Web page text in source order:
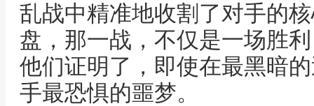
乱战中精准地收割了对手的
盘，那一战，不仅是一场胜
他们证明了，即使在最黑暗
手最恐惧的噩梦。